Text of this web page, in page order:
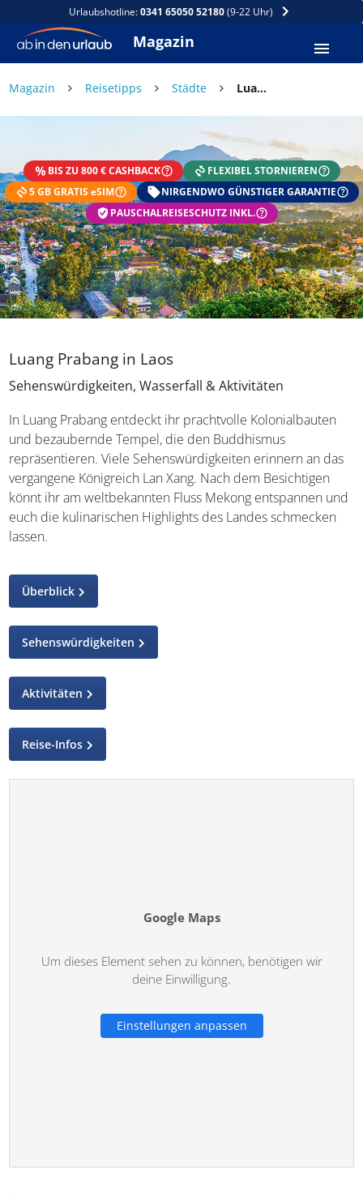
Urlaubshotline:0341 65050 52180(9-22 Uhr)
Magazin
Magazin Reisetipps Städte Luang Prabang in Laos
BIS ZU 800 € CASHBACK
FLEXIBEL STORNIEREN
5 GB GRATIS eSIM
NIRGENDWO GÜNSTIGER GARANTIE
PAUSCHALREISESCHUTZ INKL.
Luang Prabang in Laos
Sehenswürdigkeiten, Wasserfall & Aktivitäten
In Luang Prabang entdeckt ihr prachtvolle Kolonialbauten
und bezaubernde Tempel, die den Buddhismus
repräsentieren. Viele Sehenswürdigkeiten erinnern an das
vergangene Königreich Lan Xang. Nach dem Besichtigen
könnt ihr am weltbekannten Fluss Mekong entspannen und
euch die kulinarischen Highlights des Landes schmecken
lassen.
Überblick
Sehenswürdigkeiten
Aktivitäten
Reise-Infos
Google Maps
Um dieses Element sehen zu können, benötigen wir
deine Einwilligung.
Einstellungen anpassen